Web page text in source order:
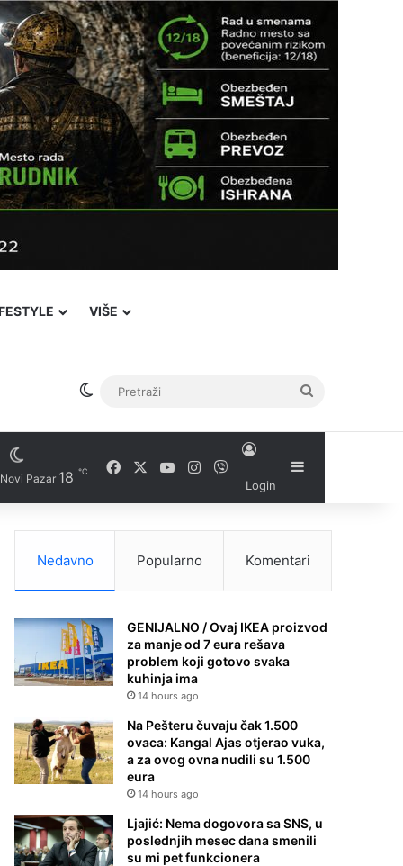
VIŠE
Switch skin
Novi Pazar 18 ℃ FacebookYouTubeInstagram
Viber
Login
Sidebar
Nedavno Popularno Komentari
GENIJALNO / Ovaj IKEA proizvod
za manje od 7 eura rešava
problem koji gotovo svaka
kuhinja ima
14 hours ago
Na Pešteru čuvaju čak 1.500
ovaca: Kangal Ajas otjerao vuka,
a za ovog ovna nudili su 1.500
eura
14 hours ago
Ljajić: Nema dogovora sa SNS, u
poslednjih mesec dana smenili
su mi pet funkcionera